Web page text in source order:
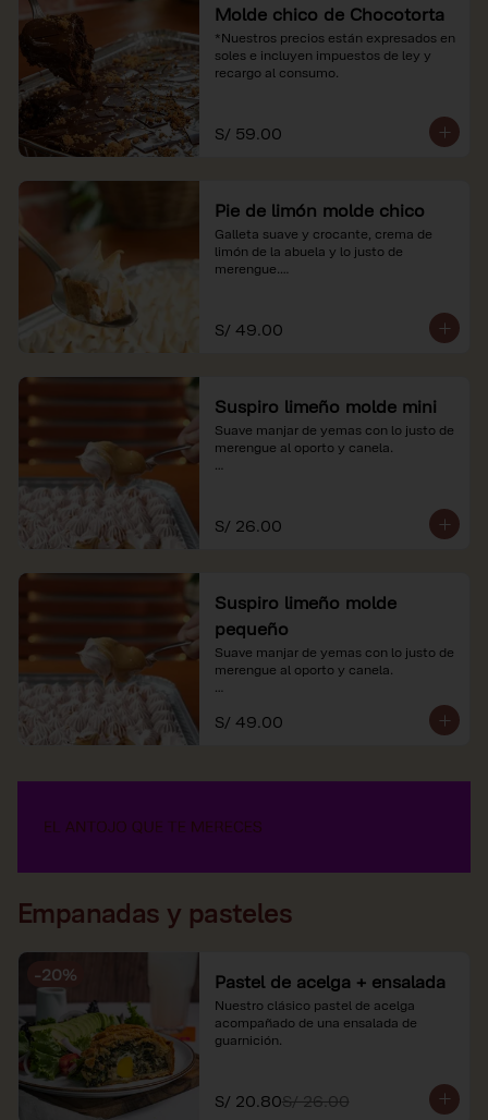
Molde chico de Chocotorta
*Nuestros precios están expresados en
soles e incluyen impuestos de ley y
recargo al consumo.
S/ 59.00
Pie de limón molde chico
Galleta suave y crocante, crema de
limón de la abuela y lo justo de
merengue.
soles e incluyen impuestos de ley y
recargo al consumo.
S/ 49.00
Suspiro limeño molde mini
Suave manjar de yemas con lo justo de
merengue al oporto y canela.
S/ 26.00
Suspiro limeño molde
pequeño
Suave manjar de yemas con lo justo de
merengue al oporto y canela.
*Nuestros precios están expresados en
soles e incluyen impuestos de ley y
S/ 49.00
Empanadas y pasteles
-20% Pastel de acelga + ensalada
Nuestro clásico pastel de acelga
acompañado de una ensalada de
guarnición.
S/ 20.80S/ 26.00